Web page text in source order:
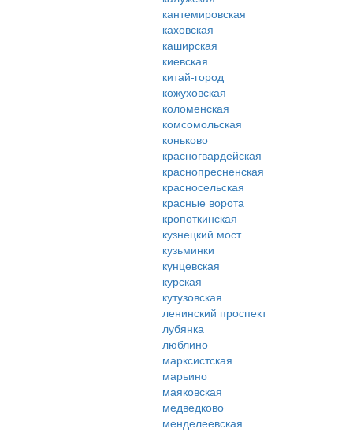
кантемировская
каховская
каширская
киевская
китай-город
кожуховская
коломенская
комсомольская
коньково
красногвардейская
краснопресненская
красносельская
красные ворота
кропоткинская
кузнецкий мост
кузьминки
кунцевская
курская
кутузовская
ленинский проспект
лубянка
люблино
марксистская
марьино
маяковская
медведково
менделеевская